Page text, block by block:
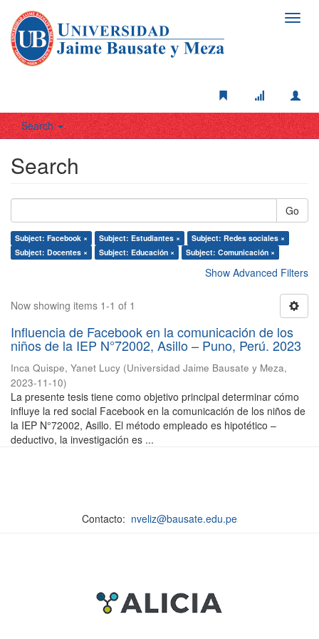
Search
Search
Go
Subject: Facebook × Subject: Estudiantes ×
Subject: Redes sociales ×
Subject: Docentes ×
Subject: Educación × Subject: Comunicación ×
Show Advanced Filters
Now showing items 1-1 of 1
Influencia de Facebook en la comunicación de los
niños de la IEP N°72002, Asillo – Puno, Perú. 2023
Inca Quispe, Yanet Lucy (Universidad Jaime Bausate y Meza,
2023-11-10)
La presente tesis tiene como objetivo principal determinar cómo
influye la red social Facebook en la comunicación de los niños de
la IEP N°72002, Asillo. El método empleado es hipotético –
deductivo, la investigación es ...
Contacto: nveliz@bausate.edu.pe